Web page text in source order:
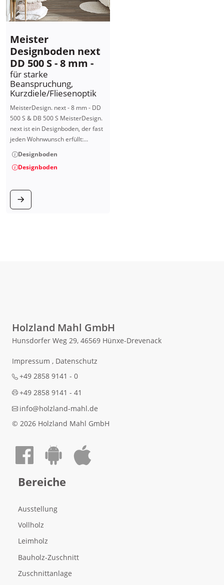
Meister
Designboden next
DD 500 S - 8 mm -
für starke
Beanspruchung,
Kurzdiele/Fliesenoptik
MeisterDesign. next - 8 mm - DD
500 S & DB 500 S MeisterDesign.
next ist ein Designboden, der fast
jeden Wohnwunsch erfüllt:…
Designboden
Designboden
zum Produkt
Holzland Mahl GmbH
Hunsdorfer Weg 29, 46569 Hünxe-Drevenack
Impressum , Datenschutz
+49 2858 9141 - 0
+49 2858 9141 - 41
info@holzland-mahl.de
© 2026 Holzland Mahl GmbH
Auf Facebook teilen
Android App laden
Bereiche
Ausstellung
Vollholz
Leimholz
Bauholz-Zuschnitt
Zuschnittanlage